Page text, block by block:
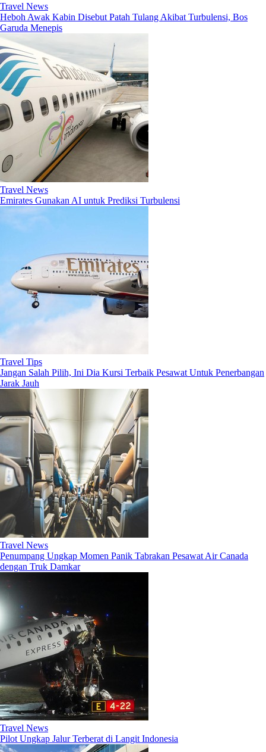
Travel News
Heboh Awak Kabin Disebut Patah Tulang Akibat Turbulensi, Bos
Garuda Menepis
Travel News
Emirates Gunakan AI untuk Prediksi Turbulensi
Travel Tips
Jangan Salah Pilih, Ini Dia Kursi Terbaik Pesawat Untuk Penerbangan
Jarak Jauh
Travel News
Penumpang Ungkap Momen Panik Tabrakan Pesawat Air Canada
dengan Truk Damkar
Travel News
Pilot Ungkap Jalur Terberat di Langit Indonesia